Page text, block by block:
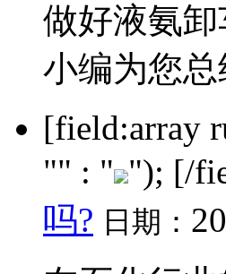
做好液氨
小编为您
[field:array
"" : " "); [/
吗? 日期：